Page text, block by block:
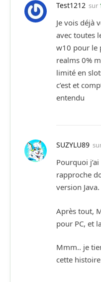
Test1212 sur
Je vois déjà
avec toutes
w10 pour le
realms 0%
limité en
c’est et
entendu
SUZYLU89
Pourquoi
rapproche
version Java.
Après tout,
pour PC, et
Mmm.. je
cette